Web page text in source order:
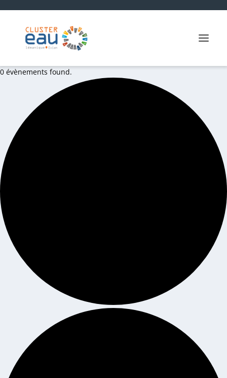
0 évènements found.